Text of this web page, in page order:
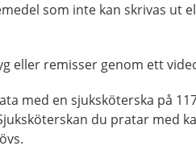
som inte kan skrivas ut
eller remisser genom ett
med en sjuksköterska på
du pratar med